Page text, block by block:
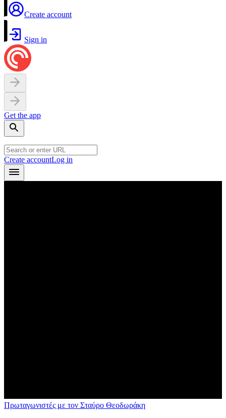
Create account
Sign in
Get the app
Create accountLog in
Πρωταγωνιστές με τον Σταύρο Θεοδωράκη